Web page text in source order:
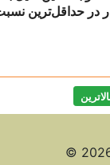
در حداقل‌ترین